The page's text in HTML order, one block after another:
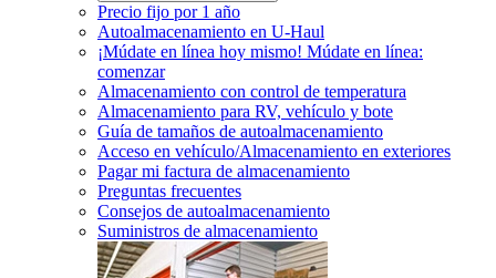
Precio fijo por 1 año
Autoalmacenamiento en U-Haul
¡Múdate en línea hoy mismo! Múdate en línea:
comenzar
Almacenamiento con control de temperatura
Almacenamiento para RV, vehículo y bote
Guía de tamaños de autoalmacenamiento
Acceso en vehículo/Almacenamiento en exteriores
Pagar mi factura de almacenamiento
Preguntas frecuentes
Consejos de autoalmacenamiento
Suministros de almacenamiento